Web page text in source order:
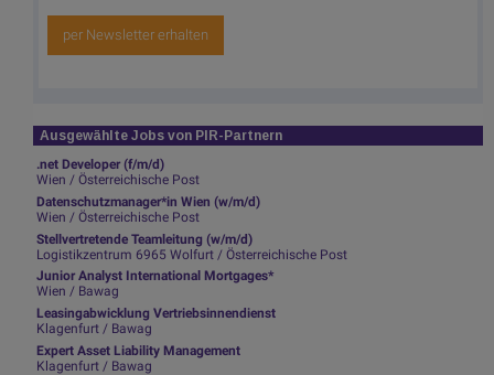
per Newsletter erhalten
Ausgewählte Jobs von PIR-Partnern
.net Developer (f/m/d)
Wien / Österreichische Post
Datenschutzmanager*in Wien (w/m/d)
Wien / Österreichische Post
Stellvertretende Teamleitung (w/m/d)
Logistikzentrum 6965 Wolfurt / Österreichische Post
Junior Analyst International Mortgages*
Wien / Bawag
Leasingabwicklung Vertriebsinnendienst
Klagenfurt / Bawag
Expert Asset Liability Management
Klagenfurt / Bawag